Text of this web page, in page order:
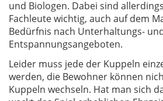
und Biologen. Dabei sind
Fachleute wichtig, auch auf dem
Bedürfnis nach Unterhaltungs-
Entspannungsangeboten.
Leider muss jede der Kuppeln
werden, die Bewohner können
Kuppeln wechseln. Hat man sich